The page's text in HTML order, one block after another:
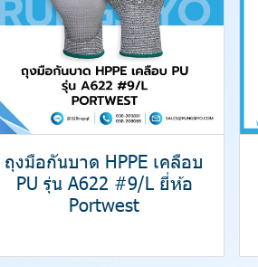
ถุงมือกันบาด HPPE เคลือบ
PU รุ่น A622 #9/L ยี่ห้อ
Portwest